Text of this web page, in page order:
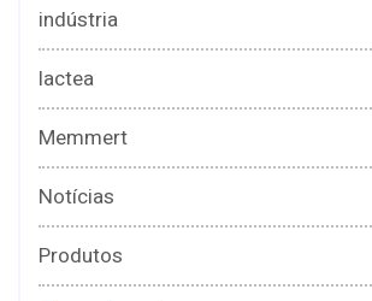
indústria
lactea
Memmert
Notícias
Produtos